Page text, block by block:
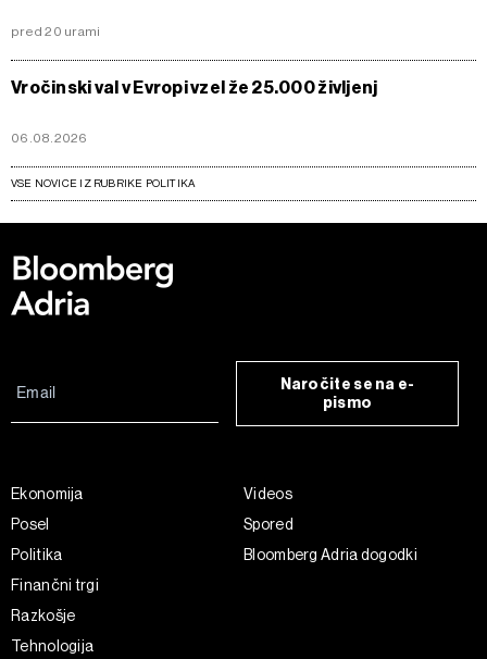
pred 20 urami
Vročinski val v Evropi vzel že 25.000 življenj
06.08.2026
VSE NOVICE IZ RUBRIKE POLITIKA
Naročite se na e-
pismo
Ekonomija
Posel
Politika
Finančni trgi
Razkošje
Tehnologija
Videos
Spored
Bloomberg Adria dogodki